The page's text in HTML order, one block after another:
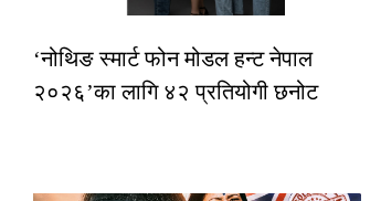
‘नोथिङ स्मार्ट फोन मोडल हन्ट नेपाल
२०२६’का लागि ४२ प्रतियोगी छनोट